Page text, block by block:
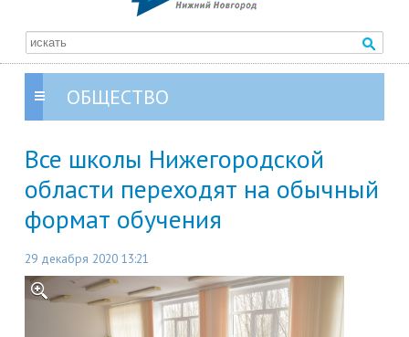
ОБЩЕСТВО
Все школы Нижегородской
области переходят на обычный
формат обучения
29 декабря 2020 13:21